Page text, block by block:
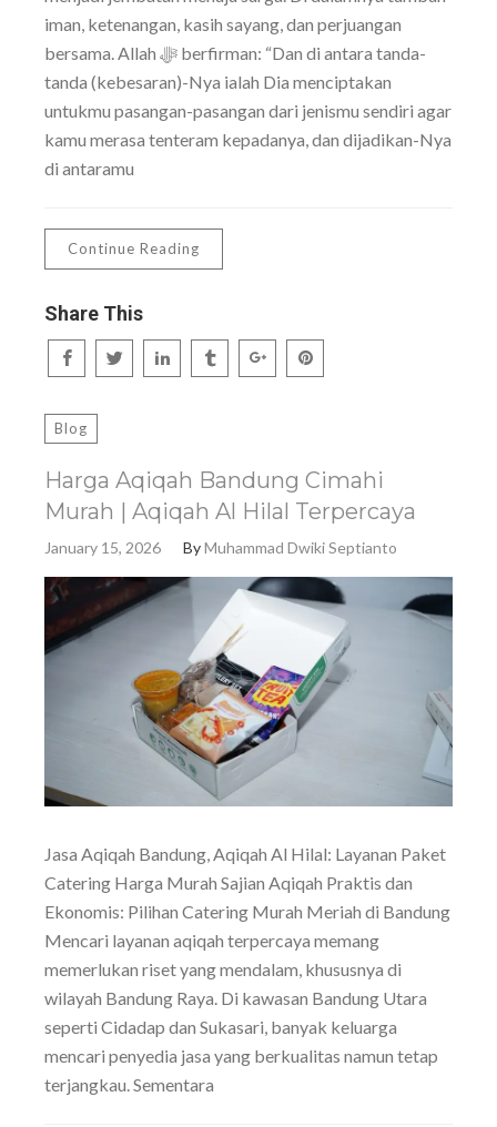
iman, ketenangan, kasih sayang, dan perjuangan
bersama. Allah ﷻ berfirman: “Dan di antara tanda-
tanda (kebesaran)-Nya ialah Dia menciptakan
untukmu pasangan-pasangan dari jenismu sendiri agar
kamu merasa tenteram kepadanya, dan dijadikan-Nya
di antaramu
Continue Reading
Share This
Blog
Harga Aqiqah Bandung Cimahi
Murah | Aqiqah Al Hilal Terpercaya
January 15, 2026 ByMuhammad Dwiki Septianto
Jasa Aqiqah Bandung, Aqiqah Al Hilal: Layanan Paket
Catering Harga Murah Sajian Aqiqah Praktis dan
Ekonomis: Pilihan Catering Murah Meriah di Bandung
Mencari layanan aqiqah terpercaya memang
memerlukan riset yang mendalam, khususnya di
wilayah Bandung Raya. Di kawasan Bandung Utara
seperti Cidadap dan Sukasari, banyak keluarga
mencari penyedia jasa yang berkualitas namun tetap
terjangkau. Sementara